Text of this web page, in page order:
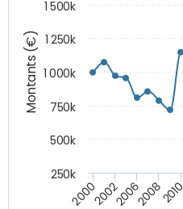
Montants (€)
20002002200620082010
250k
500k
750k
1 000k
1 250k
1 500k